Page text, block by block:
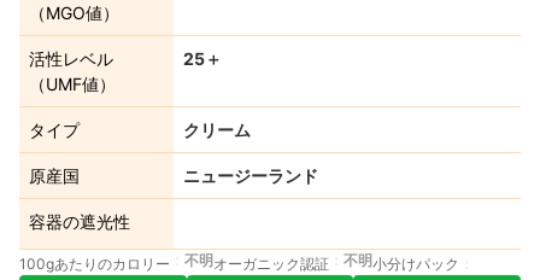
（MGO値）
活性レベル
（UMF値）
25＋
タイプ クリーム
原産国 ニュージーランド
容器の遮光性
100gあたりのカロリー 不明オーガニック認証 不明小分けパック